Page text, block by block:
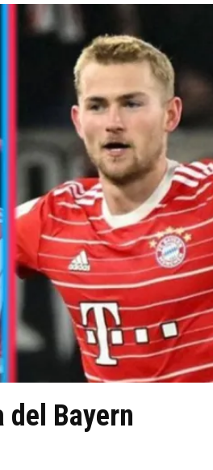
del Bayern